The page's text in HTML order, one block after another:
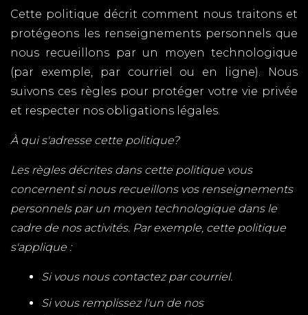
Cette politique décrit comment nous traitons et
protégeons les renseignements personnels que
nous recueillons par un moyen technologique
(par exemple, par courriel ou en ligne). Nous
suivons ces règles pour protéger votre vie privée
et respecter nos obligations légales.
À qui s'adresse cette politique?
Les règles décrites dans cette politique vous
concernent si nous recueillons vos renseignements
personnels par un moyen technologique dans le
cadre de nos activités. Par exemple, cette politique
s'applique :
Si vous nous contactez par courriel.
Si vous remplissez l'un de nos